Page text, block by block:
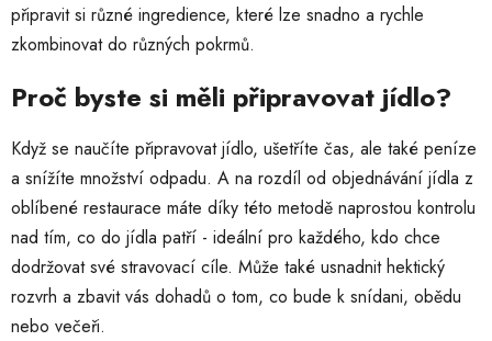
připravit si různé ingredience, které lze snadno a rychle
zkombinovat do různých pokrmů.
Proč byste si měli připravovat jídlo?
Když se naučíte připravovat jídlo, ušetříte čas, ale také peníze
a snížíte množství odpadu. A na rozdíl od objednávání jídla z
oblíbené restaurace máte díky této metodě naprostou kontrolu
nad tím, co do jídla patří - ideální pro každého, kdo chce
dodržovat své stravovací cíle. Může také usnadnit hektický
rozvrh a zbavit vás dohadů o tom, co bude k snídani, obědu
nebo večeři.